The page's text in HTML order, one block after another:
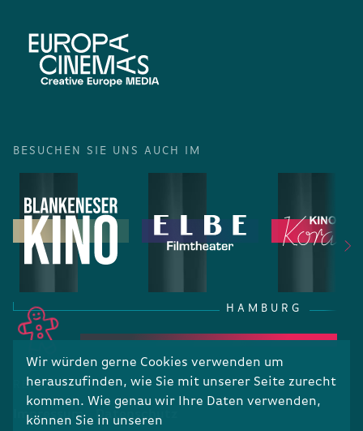
Wir würden gerne Cookies verwenden um
herauszufinden, wie Sie mit unserer Seite zurecht
kommen. Wie genau wir Ihre Daten verwenden,
können Sie in unseren
BESUCHEN SIE UNS AUCH IM
HAMBURG
RECHTLICHES
Impressum Datenschutz